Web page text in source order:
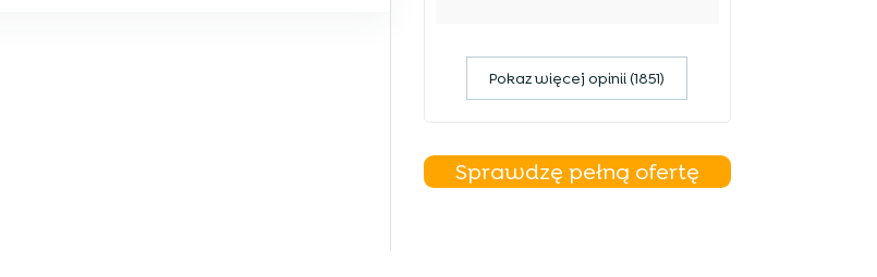
Pokaz więcej opinii (1851)
Sprawdzę pełną ofertę